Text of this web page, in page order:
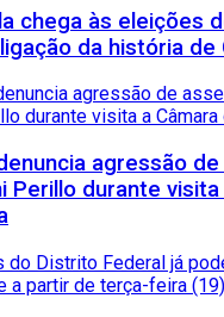
chega às eleições
da história de
agressão
Perillo durante visita